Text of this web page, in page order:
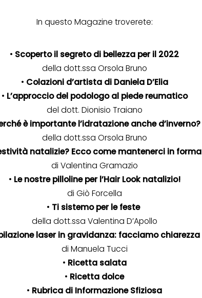
In questo Magazine troverete:
• Scoperto il segreto di bellezza per il 2022
della dott.ssa Orsola Bruno
• Colazioni d’artista di Daniela D’Elia
• L’approccio del podologo al piede reumatico
del dott. Dionisio Traiano
è importante l’idratazione anche d’inverno?
della dott.ssa Orsola Bruno
natalizie? Ecco come mantenerci in forma
di Valentina Gramazio
• Le nostre pilloline per l’Hair Look natalizio!
di Giò Forcella
• Ti sistemo per le feste
della dott.ssa Valentina D’Apollo
laser in gravidanza: facciamo chiarezza
di Manuela Tucci
• Ricetta salata
• Ricetta dolce
• Rubrica di Informazione Sfiziosa